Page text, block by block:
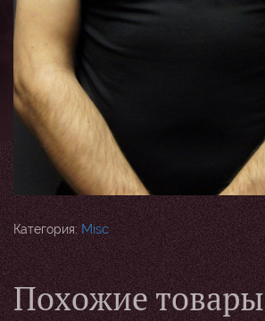
Категория:Misc
Похожие товары